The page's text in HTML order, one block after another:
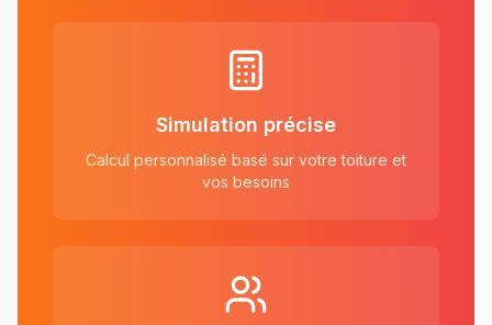
Simulation précise
Calcul personnalisé basé sur votre toiture et
vos besoins